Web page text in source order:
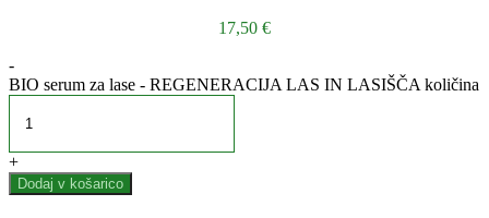
17,50 €
-
BIO serum za lase - REGENERACIJA LAS IN LASIŠČA količina
+
Dodaj v košarico